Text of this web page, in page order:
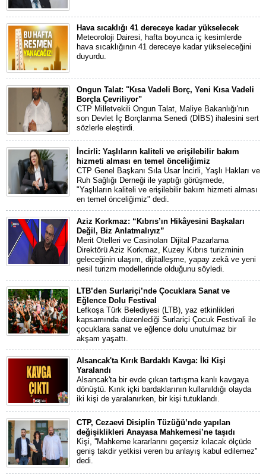
Hava sıcaklığı 41 dereceye kadar yükselecek
Meteoroloji Dairesi, hafta boyunca iç kesimlerde
hava sıcaklığının 41 dereceye kadar yükseleceğini
duyurdu.
Ongun Talat: "Kısa Vadeli Borç, Yeni Kısa Vadeli
Borçla Çevriliyor"
CTP Milletvekili Ongun Talat, Maliye Bakanlığı'nın
son Devlet İç Borçlanma Senedi (DİBS) ihalesini sert
sözlerle eleştirdi.
İncirli: Yaşlıların kaliteli ve erişilebilir bakım
hizmeti alması en temel önceliğimiz
CTP Genel Başkanı Sıla Usar İncirli, Yaşlı Hakları ve
Ruh Sağlığı Derneği ile yaptığı görüşmede,
"Yaşlıların kaliteli ve erişilebilir bakım hizmeti alması
en temel önceliğimiz" dedi.
Aziz Korkmaz: “Kıbrıs’ın Hikâyesini Başkaları
Değil, Biz Anlatmalıyız”
Merit Otelleri ve Casinoları Dijital Pazarlama
Direktörü Aziz Korkmaz, Kuzey Kıbrıs turizminin
geleceğinin ulaşım, dijitalleşme, yapay zekâ ve yeni
nesil turizm modellerinde olduğunu söyledi.
LTB’den Surlariçi’nde Çocuklara Sanat ve
Eğlence Dolu Festival
Lefkoşa Türk Belediyesi (LTB), yaz etkinlikleri
kapsamında düzenlediği Surlariçi Çocuk Festivali ile
çocuklara sanat ve eğlence dolu unutulmaz bir
akşam yaşattı.
Alsancak'ta Kırık Bardaklı Kavga: İki Kişi
Yaralandı
Alsancak'ta bir evde çıkan tartışma kanlı kavgaya
dönüştü. Kırık içki bardaklarının kullanıldığı olayda
iki kişi de yaralanırken, bir kişi tutuklandı.
CTP, Cezaevi Disiplin Tüzüğü’nde yapılan
değişiklikleri Anayasa Mahkemesi’ne taşıdı
Kişi, ''Mahkeme kararlarını geçersiz kılacak ölçüde
geniş takdir yetkisi veren bu anlayış kabul edilemez''
dedi.